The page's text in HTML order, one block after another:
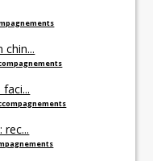
chin...
rec...